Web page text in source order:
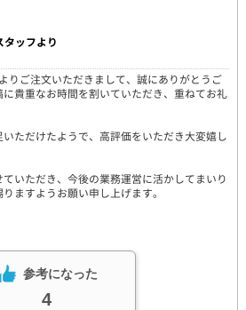
タッフより
りご注文いただきまして、誠にありがとうご
貴重なお時間を割いていただき、重ねてお礼
ただけたようで、高評価をいただき大変嬉し
いただき、今後の業務運営に活かしてまいり
ますようお願い申し上げます。
参考になった
4